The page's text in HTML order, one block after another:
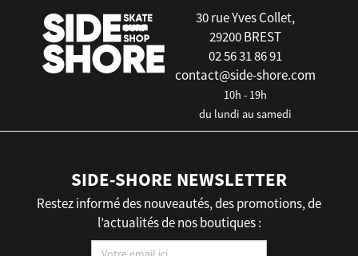
30 rue Yves Collet,
29200 BREST
02 56 31 86 91
contact@side-shore.com
10h - 19h
du lundi au samedi
SIDE-SHORE NEWSLETTER
Restez informé des nouveautés, des promotions, de
l’actualités de nos boutiques :